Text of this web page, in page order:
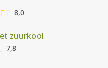
8,0
zuurkool
7,8